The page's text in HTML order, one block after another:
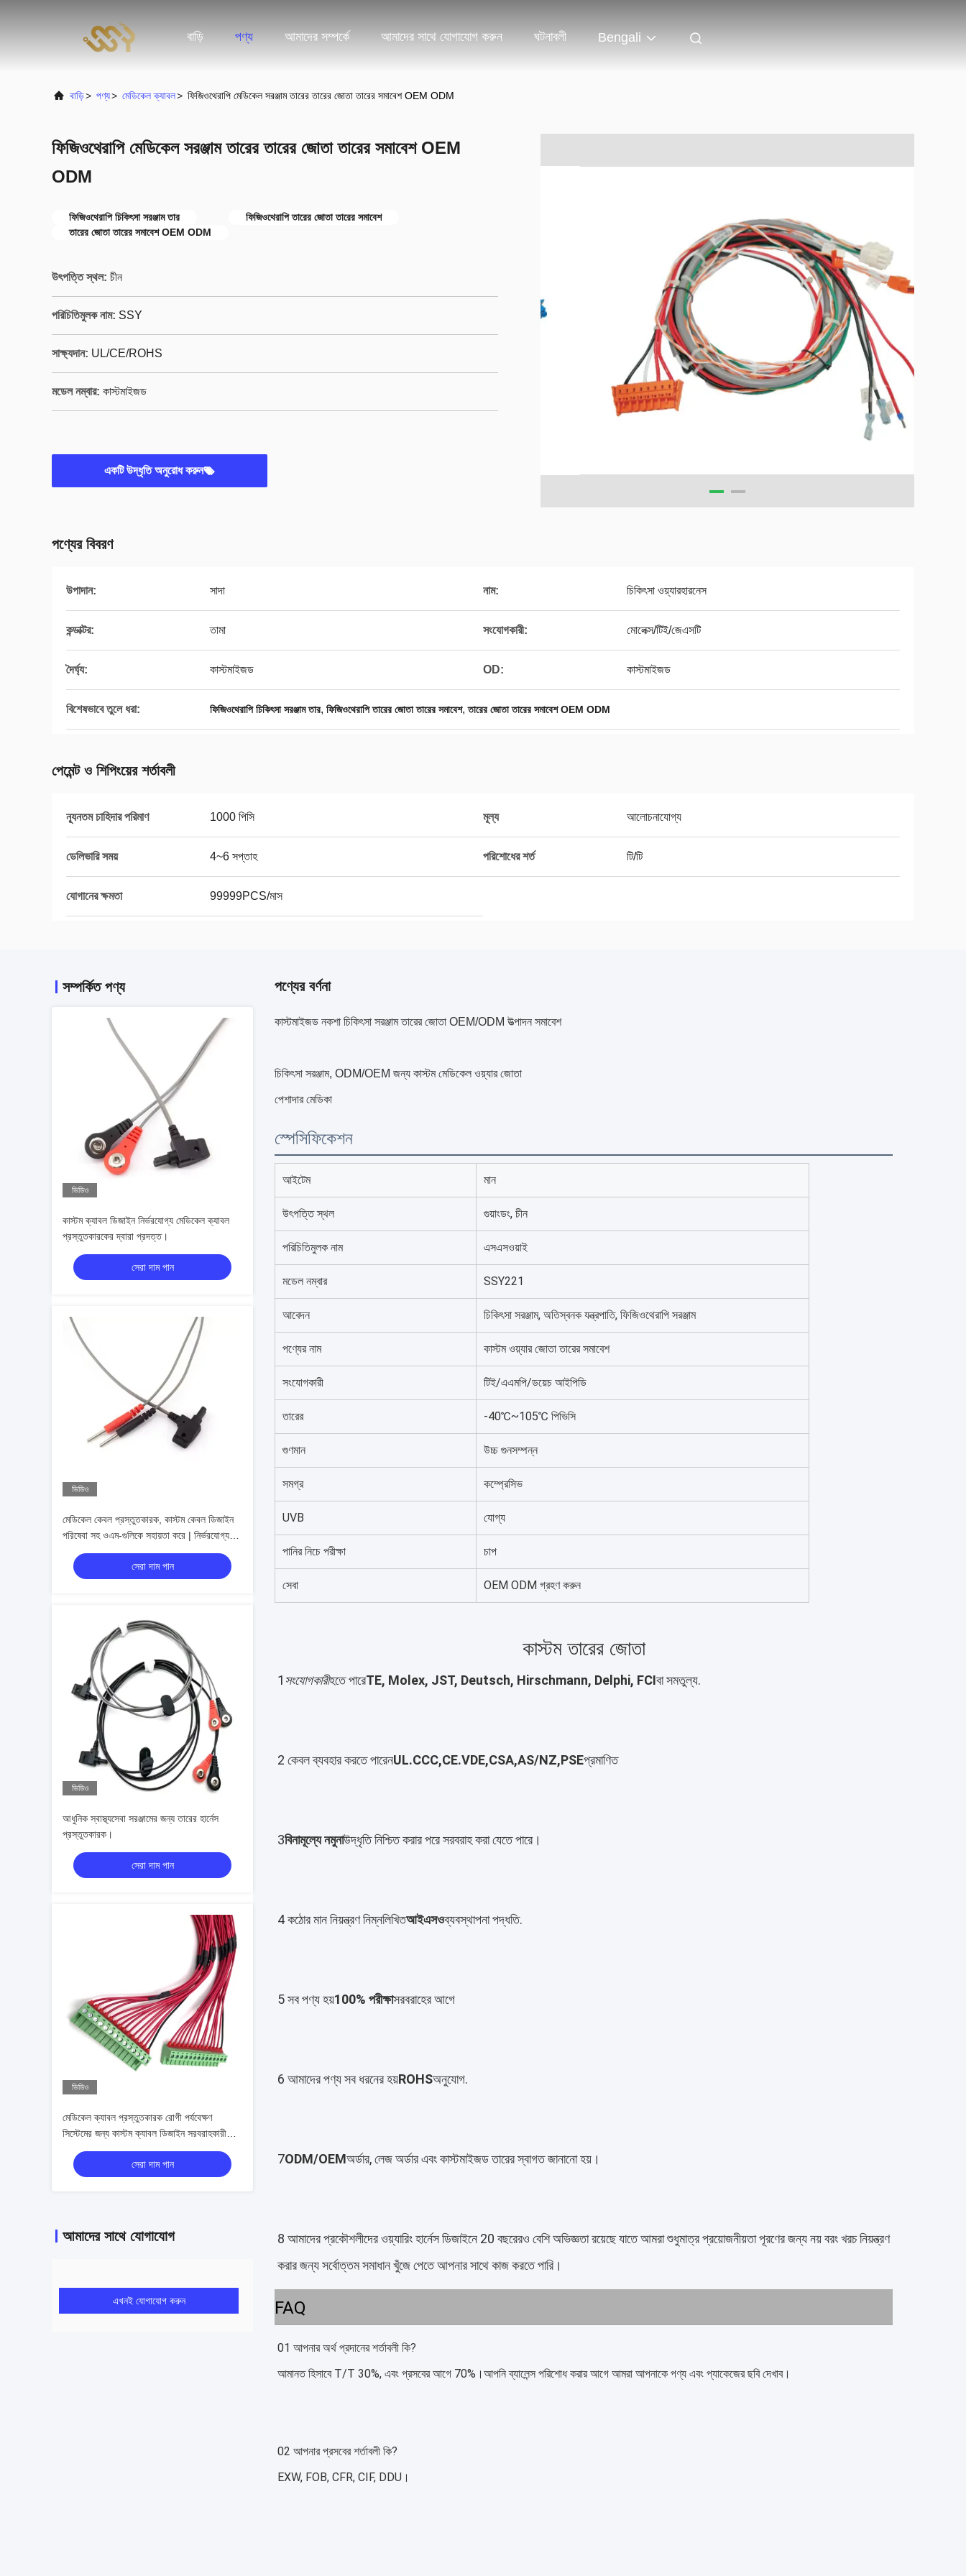
বাড়ি পণ্য আমাদের সম্পর্কে আমাদের সাথে যোগাযোগ করুন ঘটনাবলী Bengali
বাড়ি> পণ্য> মেডিকেল ক্যাবল> ফিজিওথেরাপি মেডিকেল সরঞ্জাম তারের তারের জোতা তারের সমাবেশ OEM ODM
ফিজিওথেরাপি মেডিকেল সরঞ্জাম তারের তারের জোতা তারের সমাবেশ OEM
ODM
ফিজিওথেরাপি চিকিৎসা সরঞ্জাম তার
ফিজিওথেরাপি তারের জোতা তারের সমাবেশ
তারের জোতা তারের সমাবেশ OEM ODM
উৎপত্তি স্থল: চীন
পরিচিতিমুলক নাম: SSY
সাক্ষ্যদান: UL/CE/ROHS
মডেল নম্বার: কাস্টমাইজড
একটি উদ্ধৃতি অনুরোধ করুন
পণ্যের বিবরণ
উপাদান: সাদা নাম: চিকিৎসা ওয়্যারহারনেস
কন্ডাক্টর: তামা সংযোগকারী: মোলেক্স/টিই/জেএসটি
দৈর্ঘ্য: কাস্টমাইজড OD: কাস্টমাইজড
বিশেষভাবে তুলে ধরা: ফিজিওথেরাপি চিকিৎসা সরঞ্জাম তার, ফিজিওথেরাপি তারের জোতা তারের সমাবেশ,তারের জোতা তারের সমাবেশ OEM ODM
পেমেন্ট ও শিপিংয়ের শর্তাবলী
ন্যূনতম চাহিদার পরিমাণ 1000 পিসি মূল্য আলোচনাযোগ্য
ডেলিভারি সময় 4~6 সপ্তাহ পরিশোধের শর্ত টি/টি
যোগানের ক্ষমতা 99999PCS/মাস
সম্পর্কিত পণ্য
ভিডিও
কাস্টম ক্যাবল ডিজাইন নির্ভরযোগ্য মেডিকেল ক্যাবল
প্রস্তুতকারকের দ্বারা প্রদত্ত।
সেরা দাম পান
ভিডিও
মেডিকেল কেবল প্রস্তুতকারক, কাস্টম কেবল ডিজাইন
পরিষেবা সহ ওএম-গুলিকে সহায়তা করে | নির্ভরযোগ্য
তারের জোতা প্রস্তুতকারক, জীবন রক্ষাকারী প্রযুক্তির
জন্য পরিচ্ছন্ন কক্ষ অ্যাসেম্বলি এবং ধারাবাহিক
কর্মক্ষমতা প্রদান করে
সেরা দাম পান
ভিডিও
আধুনিক স্বাস্থ্যসেবা সরঞ্জামের জন্য তারের হার্নেস
প্রস্তুতকারক।
সেরা দাম পান
ভিডিও
মেডিকেল ক্যাবল প্রস্তুতকারক রোগী পর্যবেক্ষণ
সিস্টেমের জন্য কাস্টম ক্যাবল ডিজাইন সরবরাহকারী।
অভিজ্ঞ তারের শেল প্রস্তুতকারক আইসিইউ এবং
ডায়াগনস্টিক ডিভাইসের জন্য নিরাপদ, নমনীয় সমাবেশ
সরবরাহকারী।
সেরা দাম পান
আমাদের সাথে যোগাযোগ
এখনই যোগাযোগ করুন
পণ্যের বর্ণনা
কাস্টমাইজড নকশা চিকিৎসা সরঞ্জাম তারের জোতা OEM/ODM উত্পাদন সমাবেশ
চিকিৎসা সরঞ্জাম, ODM/OEM জন্য কাস্টম মেডিকেল ওয়্যার জোতা
পেশাদার মেডিকা
স্পেসিফিকেশন
আইটেম মান
উৎপত্তি স্থল গুয়াংডং, চীন
পরিচিতিমুলক নাম এসএসওয়াই
মডেল নম্বার SSY221
আবেদন চিকিৎসা সরঞ্জাম, অতিস্বনক যন্ত্রপাতি, ফিজিওথেরাপি সরঞ্জাম
পণ্যের নাম কাস্টম ওয়্যার জোতা তারের সমাবেশ
সংযোগকারী টিই/এএমপি/ডয়েচ আইপিডি
তারের -40℃~105℃ পিভিসি
গুণমান উচ্চ গুনসম্পন্ন
সমগ্র কম্প্রেসিভ
UVB যোগ্য
পানির নিচে পরীক্ষা চাপ
সেবা OEM ODM গ্রহণ করুন
কাস্টম তারের জোতা
1 সংযোগকারীহতে পারেTE, Molex, JST, Deutsch, Hirschmann, Delphi, FCIবা সমতুল্য.
2 কেবল ব্যবহার করতে পারেনUL.CCC,CE.VDE,CSA,AS/NZ,PSEপ্রমাণিত
3বিনামূল্যে নমুনাউদ্ধৃতি নিশ্চিত করার পরে সরবরাহ করা যেতে পারে।
4 কঠোর মান নিয়ন্ত্রণ নিম্নলিখিতআইএসওব্যবস্থাপনা পদ্ধতি.
5 সব পণ্য হয়100% পরীক্ষাসরবরাহের আগে
6 আমাদের পণ্য সব ধরনের হয়ROHSঅনুযোগ.
7ODM/OEMঅর্ডার, লেজ অর্ডার এবং কাস্টমাইজড তারের স্বাগত জানানো হয়।
8 আমাদের প্রকৌশলীদের ওয়্যারিং হার্নেস ডিজাইনে 20 বছরেরও বেশি অভিজ্ঞতা রয়েছে যাতে আমরা শুধুমাত্র প্রয়োজনীয়তা পূরণের জন্য নয় বরং খরচ নিয়ন্ত্রণ
করার জন্য সর্বোত্তম সমাধান খুঁজে পেতে আপনার সাথে কাজ করতে পারি।
FAQ
01 আপনার অর্থ প্রদানের শর্তাবলী কি?
আমানত হিসাবে T/T 30%, এবং প্রসবের আগে 70%।আপনি ব্যালেন্স পরিশোধ করার আগে আমরা আপনাকে পণ্য এবং প্যাকেজের ছবি দেখাব।
02 আপনার প্রসবের শর্তাবলী কি?
EXW, FOB, CFR, CIF, DDU।